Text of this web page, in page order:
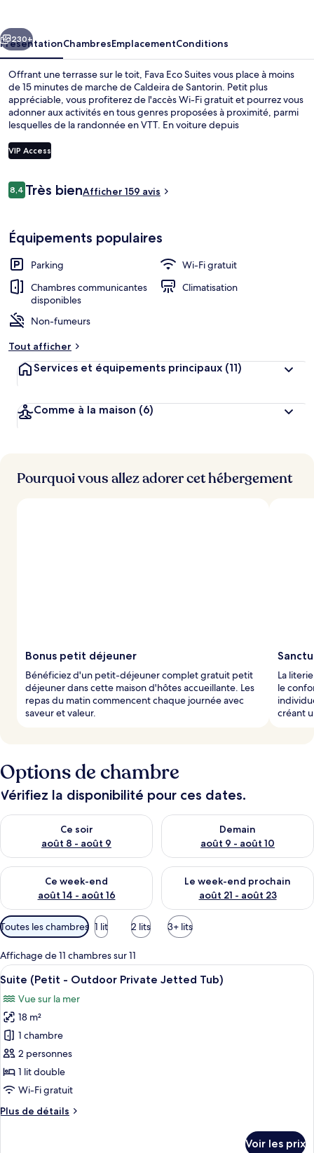
Literie hypoallergénique, coffres-forts
Suivant
230+
PrésentationChambresEmplacementConditions
Offrant une terrasse sur le toit, Fava Eco Suites vous place à moins
de 15 minutes de marche de Caldeira de Santorin. Petit plus
appréciable, vous profiterez de l'accès Wi-Fi gratuit et pourrez vous
adonner aux activités en tous genres proposées à proximité, parmi
lesquelles de la randonnée en VTT. En voiture depuis
rejoindre des sites comme Château d'Oia et Point de vue de l’église
du dôme bleu d’Oia.
VIP Access
Avis
voyageurs
8,48,4 sur 10
Très bienAfficher 159 avis
Équipements populaires
Parking
Wi-Fi gratuit
Chambres communicantes
disponibles
Climatisation
Non-fumeurs
Tout afficher
Services et équipements principaux (11)
Comme à la maison (6)
Pourquoi vous allez adorer cet hébergement
Bonus petit déjeuner
Bénéficiez d'un petit-déjeuner complet gratuit petit
déjeuner dans cette maison d'hôtes accueillante. Les
repas du matin commencent chaque journée avec
saveur et valeur.
La
le
créant
Options de chambre
Vérifiez la disponibilité pour ces dates.
Ce soir
août 8 - août 9
Vérifier la disponibilité pour ce soir août 8 - août 9
Demain
août 9 - août 10
Vérifier la disponibilité pour
Ce week-end
août 14 - août 16
Vérifier la disponibilité pour ce week-end août 14 - août 16
Le week-end prochain
août 21 - août 23
Vérifier la disponibilité pour
Filtres
disponibles
pour
les
chambres
Toutes les chambres 1 lit 2 lits 3+ lits
Affichage de 11 chambres sur 11
Afficher
toutes
les
photos
pour
ce
type
de
chambre :
Suite
Une pièce avec un lit, des murs
6
Suite (Petit - Outdoor Private Jetted Tub)
Vue sur la mer
18 m²
1 chambre
2 personnes
1 lit double
Wi-Fi gratuit
Plus de détails
Plus
Voir les prix